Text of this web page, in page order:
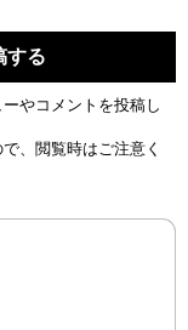
する
やコメントを投稿し
、閲覧時はご注意く